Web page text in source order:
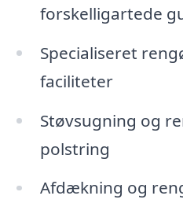
forskelligartede
Specialiseret
faciliteter
Støvsugning og
polstring
Afdækning og